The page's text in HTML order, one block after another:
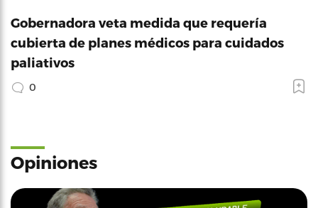
Gobernadora veta medida que requería
cubierta de planes médicos para cuidados
paliativos
0
Opiniones